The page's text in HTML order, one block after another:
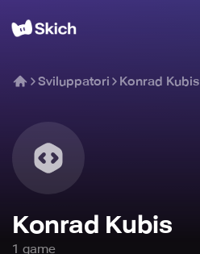
Sviluppatori Konrad Kubis
Konrad Kubis
1 game